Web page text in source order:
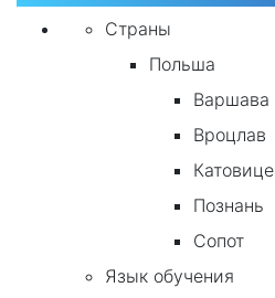
Страны
Польша
Варшава
Вроцлав
Катовице
Познань
Сопот
Язык обучения